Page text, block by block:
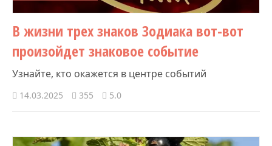
В жизни трех знаков Зодиака вот-вот
произойдет знаковое событие
Узнайте, кто окажется в центре событий
14.03.2025 355 5.0